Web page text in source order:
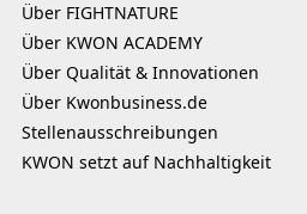
Über FIGHTNATURE
Über KWON ACADEMY
Über Qualität & Innovationen
Über Kwonbusiness.de
Stellenausschreibungen
KWON setzt auf Nachhaltigkeit